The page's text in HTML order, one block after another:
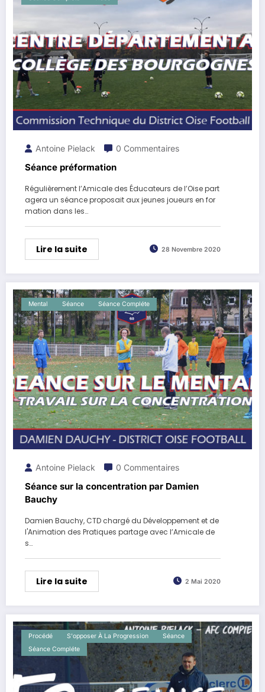
Antoine Pielack 0 Commentaires
Séance préformation
Régulièrement l’Amicale des Éducateurs de l’Oise part
agera un séance proposait aux jeunes joueurs en for
mation dans les…
Lire la suite 28 Novembre 2020
Mental Séance Séance Compléte
Antoine Pielack 0 Commentaires
Séance sur la concentration par Damien
Bauchy
Damien Bauchy, CTD chargé du Développement et de
l'Animation des Pratiques partage avec l’Amicale de
s…
Lire la suite 2 Mai 2020
Procédé S'opposer À La Progression
Séance
Séance Compléte